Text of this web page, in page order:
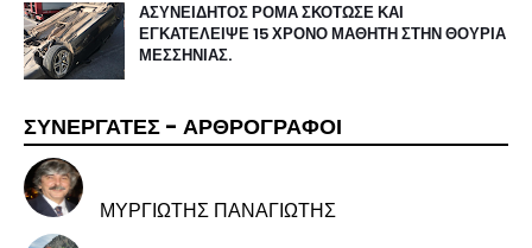
ΑΣΥΝΕΙΔΗΤΟΣ ΡΟΜΑ ΣΚΟΤΩΣΕ ΚΑΙ
ΕΓΚΑΤΕΛΕΙΨΕ 15 ΧΡΟΝΟ ΜΑΘΗΤΗ ΣΤΗΝ ΘΟΥΡΙΑ
ΜΕΣΣΗΝΙΑΣ.
ΣΥΝΕΡΓΑΤΕΣ - ΑΡΘΡΟΓΡΑΦΟΙ
ΜΥΡΓΙΩΤΗΣ ΠΑΝΑΓΙΩΤΗΣ